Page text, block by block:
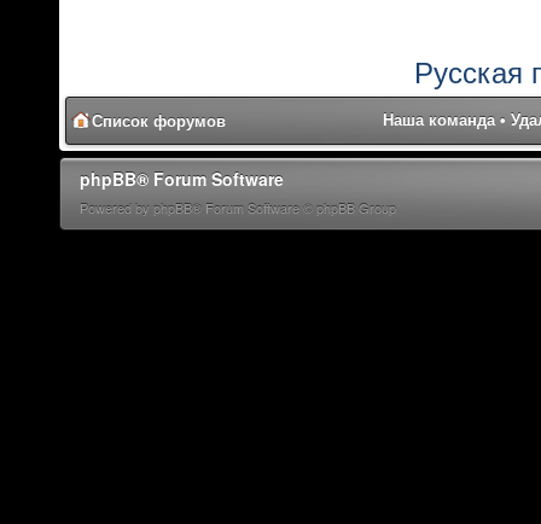
Русская
Список форумов Наша команда•
phpBB® Forum Software
Powered by phpBB® Forum Software © phpBB Group